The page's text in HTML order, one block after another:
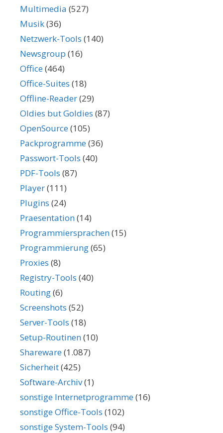
Multimedia (527)
Musik(36)
Netzwerk-Tools (140)
Newsgroup (16)
Office(464)
Office-Suites (18)
Offline-Reader(29)
Oldies but Goldies (87)
OpenSource(105)
Packprogramme(36)
Passwort-Tools (40)
PDF-Tools (87)
Player(111)
Plugins (24)
Praesentation(14)
Programmiersprachen(15)
Programmierung(65)
Proxies (8)
Registry-Tools (40)
Routing(6)
Screenshots (52)
Server-Tools (18)
Setup-Routinen(10)
Shareware(1.087)
Sicherheit(425)
Software-Archiv(1)
sonstige Internetprogramme(16)
sonstige Office-Tools (102)
sonstige System-Tools (94)